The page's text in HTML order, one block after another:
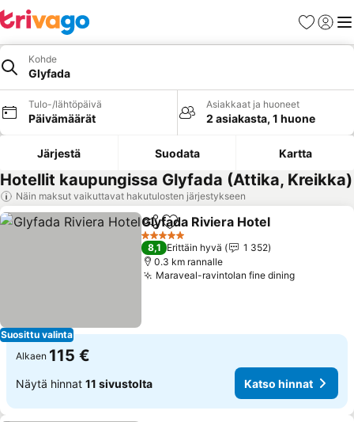
Suosikit
Kohde
Glyfada
Tulo-/lähtöpäivä
Päivämäärät
Asiakkaat ja huoneet
2 asiakasta, 1 huone
Järjestä Suodata Kartta
Hotellit kaupungissa Glyfada (Attika, Kreikka)
Näin maksut vaikuttavat hakutulosten järjestykseen
Suosittu valinta
Jaa Lisää suosikkeihin
Glyfada Riviera Hotel
5 Tähtiluokitus
8,1 Erittäin hyvä
1 352
0.3 km rannalle
Maraveal-ravintolan fine dining
Alkaen 115 €
Näytä hinnat 11 sivustolta Katso hinnat